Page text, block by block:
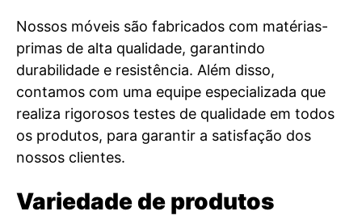
Nossos móveis são fabricados com matérias-
primas de alta qualidade, garantindo
durabilidade e resistência. Além disso,
contamos com uma equipe especializada que
realiza rigorosos testes de qualidade em todos
os produtos, para garantir a satisfação dos
nossos clientes.
Variedade de produtos